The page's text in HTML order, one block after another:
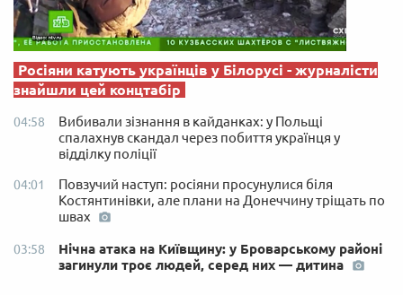
Росіяни катують українців у Білорусі - журналісти
знайшли цей концтабір
04:58
Вибивали зізнання в кайданках: у Польщі
спалахнув скандал через побиття українця у
відділку поліції
04:01
Повзучий наступ: росіяни просунулися біля
Костянтинівки, але плани на Донеччину тріщать по
швах
03:58
Нічна атака на Київщину: у Броварському районі
загинули троє людей, серед них — дитина